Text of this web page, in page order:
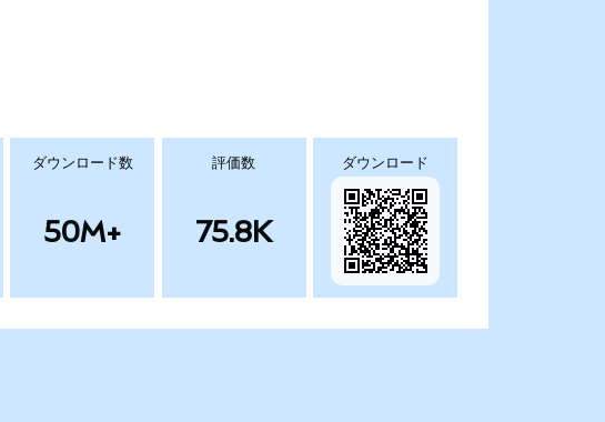
ダウンロード数
50M+
評価数
75.8K
ダウンロード